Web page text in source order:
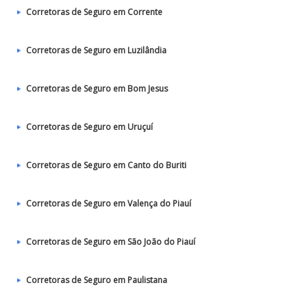
Corretoras de Seguro em Corrente
Corretoras de Seguro em Luzilândia
Corretoras de Seguro em Bom Jesus
Corretoras de Seguro em Uruçuí
Corretoras de Seguro em Canto do Buriti
Corretoras de Seguro em Valença do Piauí
Corretoras de Seguro em São João do Piauí
Corretoras de Seguro em Paulistana